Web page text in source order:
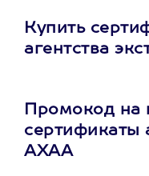
Купить
агентства
Промокод на
сертификаты
АХАА